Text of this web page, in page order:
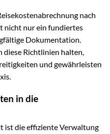
nach
nicht nur ein fundiertes
Dokumentation.
diese Richtlinien halten,
und gewährleisten
in die
ist die effiziente Verwaltung